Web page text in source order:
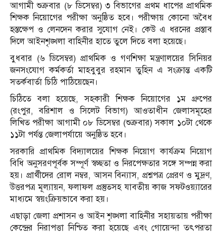
আগামী শুক্রবার (৮ ডিসেম্বর) ৩ বিভাগের প্রথম ধাপের প্রাথমিক
শিক্ষক নিয়োগের পরীক্ষা অনুষ্ঠিত হবে। পরীক্ষায় কোনো অবৈধ
হস্তক্ষেপ ও লেনদেন করার সুযোগ নেই। কেউ এ ধরনের প্রস্তাব
দিলে আইনশৃঙ্খলা বাহিনীর হাতে তুলে দিতে বলা হয়েছে।
বুধবার (৬ ডিসেম্বর) প্রাথমিক ও গণশিক্ষা মন্ত্রণালয়ের সিনিয়র
জনসংযোগ কর্মকর্তা মাহবুবুর রহমান তুহিন এ সংক্রান্ত একটি
সতর্কবার্তা চিঠি পাঠিয়েছেন।
চিঠিতে বলা হয়েছে, সহকারী শিক্ষক নিয়োগের ১ম গ্রুপের
(রংপুর, বরিশাল ও সিলেট বিভাগ) আওতাধীন জেলাসমূহের
লিখিত পরীক্ষা আগামী ০৮ ডিসেম্বর (শুক্রবার) সকাল ১০টা থেকে
১১টা পর্যন্ত জেলাপর্যায়ে অনুষ্ঠিত হবে।
সরকারি প্রাথমিক বিদ্যালয়ের শিক্ষক নিয়োগ কার্যক্রম নিয়োগ
বিধি অনুসরণপূর্বক সম্পূর্ণ স্বচ্ছতা ও নিরপেক্ষতার সঙ্গে সম্পন্ন করা
হয়। প্রার্থীদের রোল নম্বর, আসন বিন্যাস, প্রশ্নপত্র প্রেরণ ও মুদ্রণ,
উত্তরপত্র মূল্যায়ন, ফলাফল প্রস্তুতসহ যাবতীয় কাজ সফটওয়্যারের
মাধ্যমে স্বয়ংক্রিয়ভাবে করা হয়।
এছাড়া জেলা প্রশাসন ও আইন শৃঙ্খলা বাহিনীর সহায়তায় পরীক্ষা
কেন্দ্রের নিরাপত্তা নিশ্চিত করা হয়েছে এবং গোয়েন্দা তৎপরতা